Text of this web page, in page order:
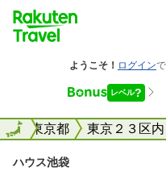
全国東京都 東京２３区内
全国
ハウス池袋